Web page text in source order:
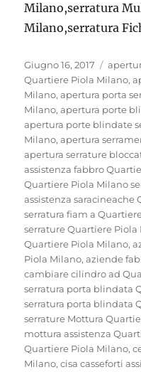
Milano,serratura
Milano,serratura
Pubblicato
il
Giugno 16, 2017 Tag
Quartiere Piola Milano,
Milano,apertura porta
Milano,apertura porte
apertura porte blindate
Milano,apertura
apertura serrature
assistenza fabbro
Quartiere Piola Milano
assistenza saracineache
serratura fiam a
serrature Quartiere Piola
Quartiere Piola Milano,
Piola Milano,aziende
cambiare cilindro ad
serratura porta blindata
serratura porta blindata
serrature Mottura
mottura assistenza
Quartiere Piola Milano,
Milano,cisa casseforti